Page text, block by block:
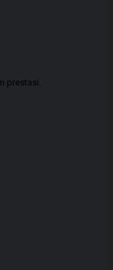
prestasi.